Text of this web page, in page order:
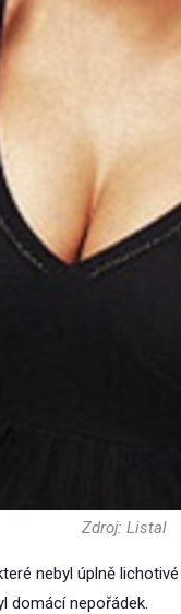
Zdroj: Listal
nebyl úplně
domácí nepořádek.